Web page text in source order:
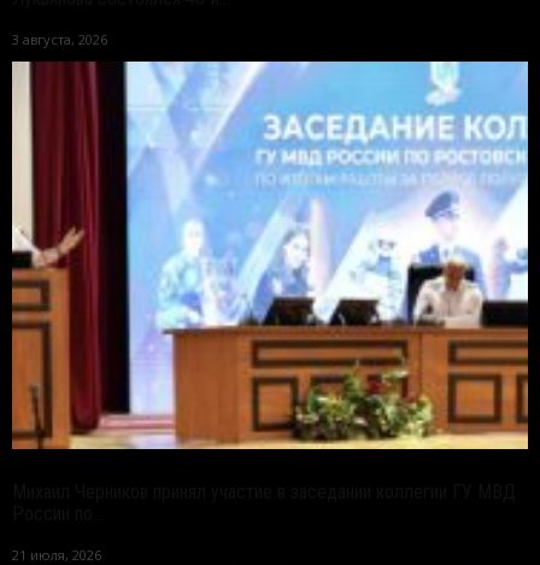
3 августа, 2026
21 июля, 2026